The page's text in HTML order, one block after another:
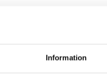
Information